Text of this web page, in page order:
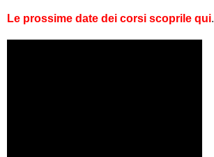
Le prossime date dei corsi scoprile qui.